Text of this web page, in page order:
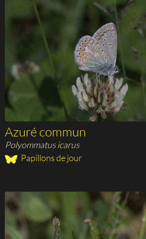
Azuré commun
Polyommatus icarus
Papillons de jour